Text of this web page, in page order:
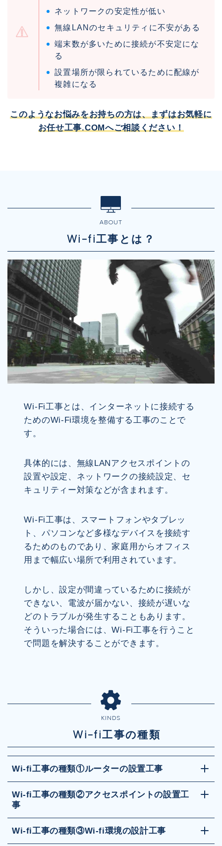
ネットワークの安定性が低い
無線LANのセキュリティに不安がある
端末数が多いために接続が不安定にな
る
設置場所が限られているために配線が
複雑になる
このようなお悩みをお持ちの方は、まずはお気軽に
お任せ工事.COMへご相談ください！
ABOUT
Wi-fi工事とは？
Wi-Fi工事とは、インターネットに接続する
ためのWi-Fi環境を整備する工事のことで
す。
具体的には、無線LANアクセスポイントの
設置や設定、ネットワークの接続設定、セ
キュリティー対策などが含まれます。
Wi-Fi工事は、スマートフォンやタブレッ
ト、パソコンなど多様なデバイスを接続す
るためのものであり、家庭用からオフィス
用まで幅広い場所で利用されています。
しかし、設定が間違っているために接続が
できない、電波が届かない、接続が遅いな
どのトラブルが発生することもあります。
そういった場合には、Wi-Fi工事を行うこと
で問題を解決することができます。
KINDS
Wi-fi工事の種類
Wi-fi工事の種類①ルーターの設置工事
Wi-fi工事の種類②アクセスポイントの設置工
事
Wi-fi工事の種類③Wi-fi環境の設計工事